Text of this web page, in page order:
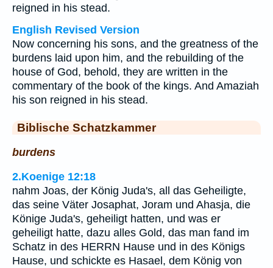
reigned in his stead.
English Revised Version
Now concerning his sons, and the greatness of the
burdens laid upon him, and the rebuilding of the
house of God, behold, they are written in the
commentary of the book of the kings. And Amaziah
his son reigned in his stead.
Biblische Schatzkammer
burdens
2.Koenige 12:18
nahm Joas, der König Juda's, all das Geheiligte,
das seine Väter Josaphat, Joram und Ahasja, die
Könige Juda's, geheiligt hatten, und was er
geheiligt hatte, dazu alles Gold, das man fand im
Schatz in des HERRN Hause und in des Königs
Hause, und schickte es Hasael, dem König von